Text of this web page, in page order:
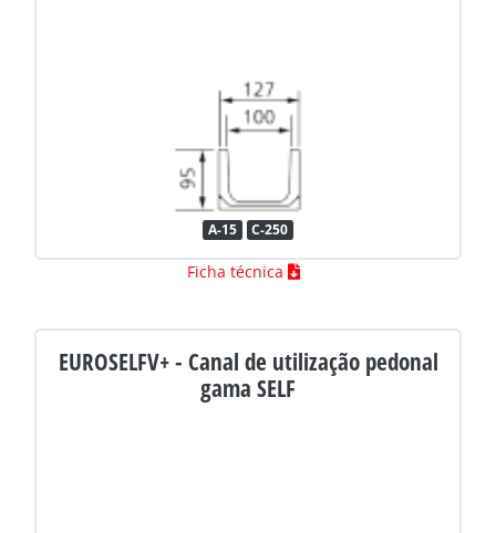
A-15 C-250
Ficha técnica
EUROSELFV+ - Canal de utilização pedonal
gama SELF